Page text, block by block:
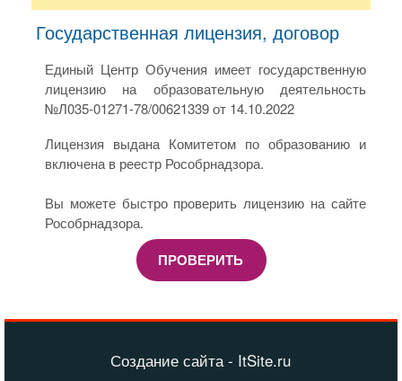
Государственная лицензия, договор
Единый Центр Обучения имеет государственную
лицензию на образовательную деятельность
№Л035-01271-78/00621339 от 14.10.2022
Лицензия выдана Комитетом по образованию и
включена в реестр Рособрнадзора.
Вы можете быстро проверить лицензию на сайте
Рособрнадзора.
ПРОВЕРИТЬ
Создание сайта - ItSite.ru